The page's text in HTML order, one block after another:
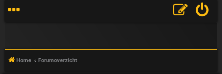
Home Forumoverzicht